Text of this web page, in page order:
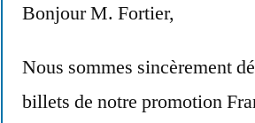
Bonjour M. Fortier,
Nous sommes sincèrement
billets de notre promotion